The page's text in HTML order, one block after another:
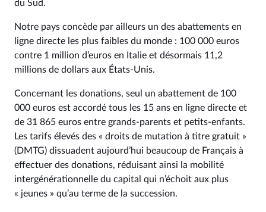
du Sud.
Notre pays concède par ailleurs un des abattements en
ligne directe les plus faibles du monde : 100 000 euros
contre 1 million d’euros en Italie et désormais 11,2
millions de dollars aux États-Unis.
Concernant les donations, seul un abattement de 100
000 euros est accordé tous les 15 ans en ligne directe et
de 31 865 euros entre grands-parents et petits-enfants.
Les tarifs élevés des « droits de mutation à titre gratuit »
(DMTG) dissuadent aujourd’hui beaucoup de Français à
effectuer des donations, réduisant ainsi la mobilité
intergénérationnelle du capital qui n’échoit aux plus
« jeunes » qu’au terme de la succession.